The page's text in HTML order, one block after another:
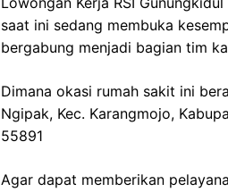
saat ini sedang membuka
bergabung menjadi bagian tim
Dimana okasi rumah sakit ini
Ngipak, Kec. Karangmojo,
55891
Agar dapat memberikan